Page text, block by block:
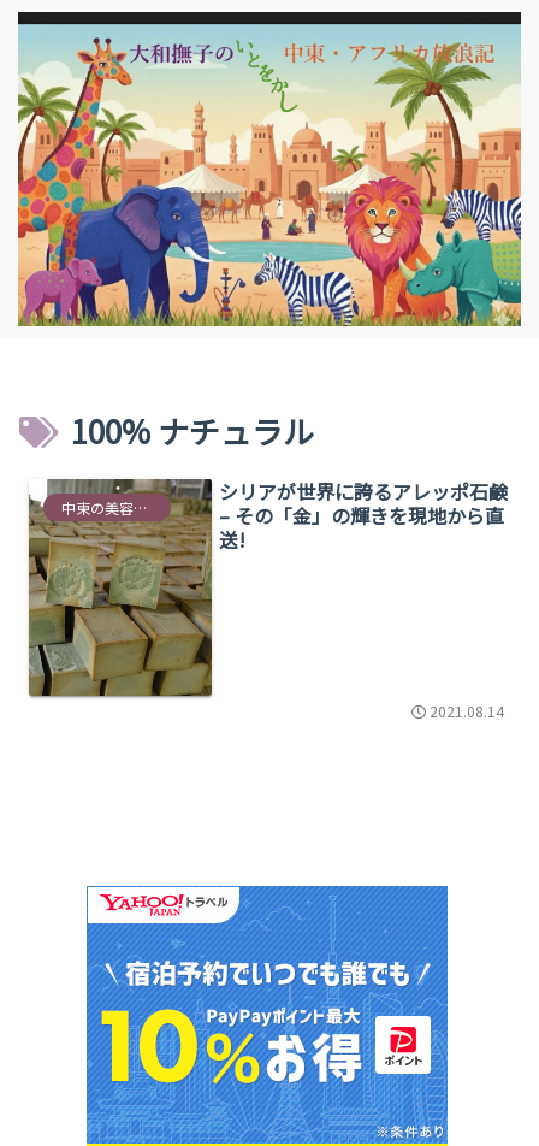
100% ナチュラル
中東の美容情報
シリアが世界に誇るアレッポ石鹸
– その「金」の輝きを現地から直
送!
2021.08.14